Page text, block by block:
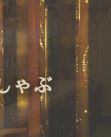
ゃぶ